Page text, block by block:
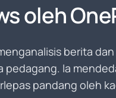
oleh
berita
pedagang. Ia
pandang oleh